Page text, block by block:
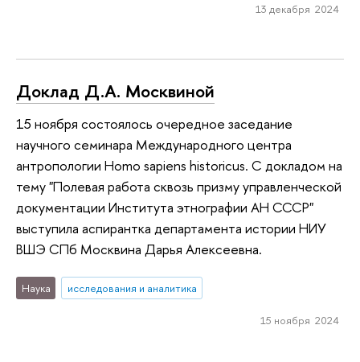
13 декабря 2024
Доклад Д.А. Москвиной
15 ноября состоялось очередное заседание
научного семинара Международного центра
антропологии Homo sapiens historicus. С докладом на
тему "Полевая работа сквозь призму управленческой
документации Института этнографии АН СССР"
выступила аспирантка департамента истории НИУ
ВШЭ СПб Москвина Дарья Алексеевна.
Наука исследования и аналитика
15 ноября 2024